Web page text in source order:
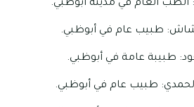
الطب العام في مدينة أبوظبي.
شاش: طبيب عام في أبوظبي.
طبيبة عامة في أبوظبي.
طبيب عام في أبوظبي.